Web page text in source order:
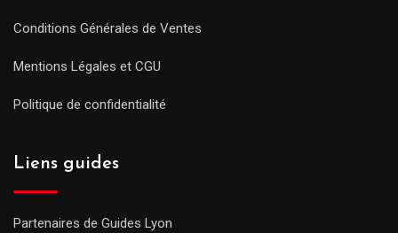
Conditions Générales de Ventes
Mentions Légales et CGU
Politique de confidentialité
Liens guides
Partenaires de Guides Lyon